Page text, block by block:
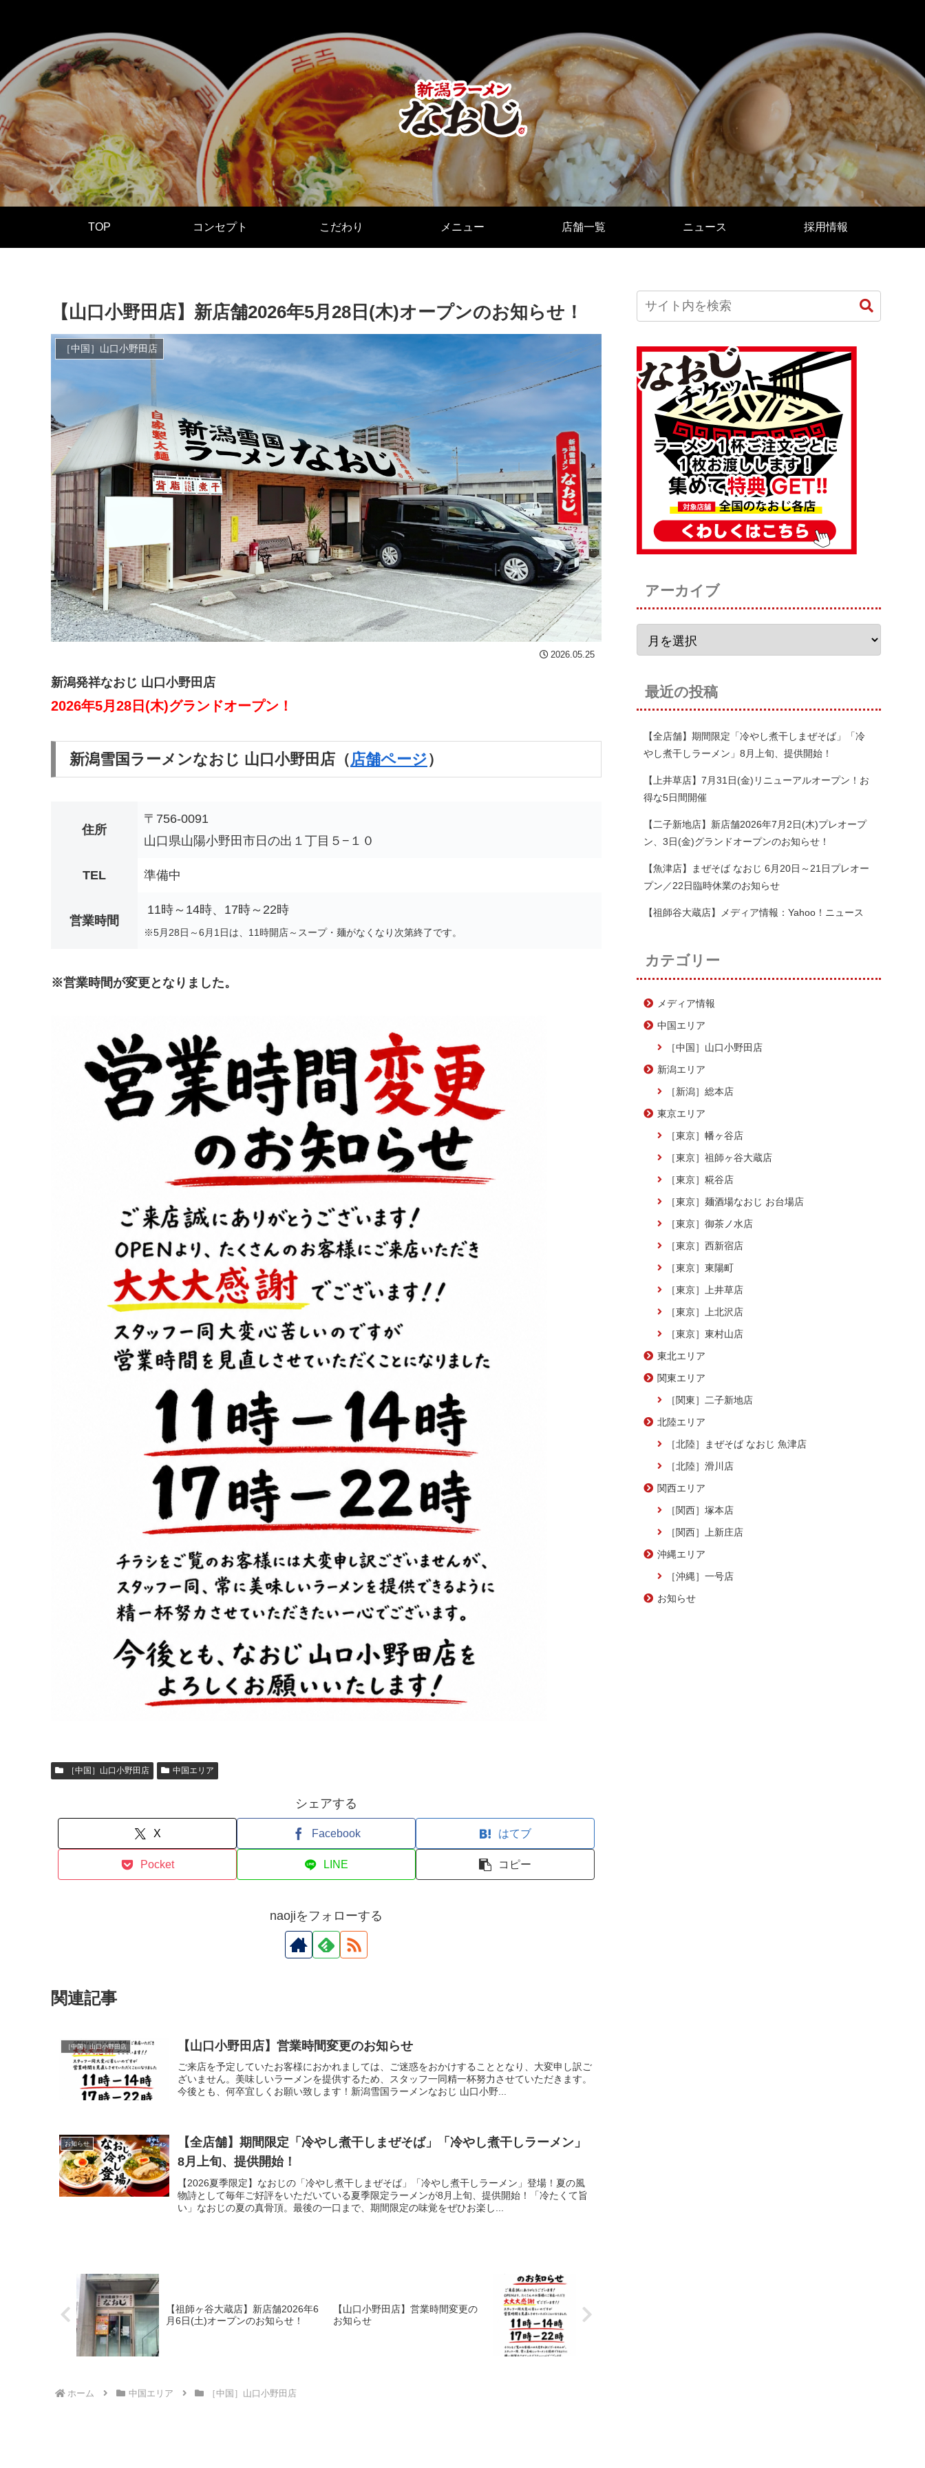
TOP コンセプト こだわり メニュー 店舗一覧 ニュース 採用情報
【山口小野田店】新店舗2026年5月28日(木)オープンのお知らせ！
［中国］山口小野田店
2026.05.25
新潟発祥なおじ 山口小野田店
2026年5月28日(木)グランドオープン！
新潟雪国ラーメンなおじ 山口小野田店 （店舗ページ）
住所
〒756-0091
山口県山陽小野田市日の出１丁目５−１０
TEL 準備中
営業時間
11時～14時、17時～22時
※5月28日～6月1日は、11時開店～スープ・麺がなくなり次第終了です。
※営業時間が変更となりました。
［中国］山口小野田店 中国エリア
シェアする
X Facebook はてブ
Pocket LINE コピー
naojiをフォローする
関連記事
［中国］山口小野田店 【山口小野田店】営業時間変更のお知らせ
ご来店を予定していたお客様におかれましては、ご迷惑をおかけすることとなり、大変申し訳ご
ざいません。美味しいラーメンを提供するため、スタッフ一同精一杯努力させていただきます。
今後とも、何卒宜しくお願い致します！新潟雪国ラーメンなおじ 山口小野...
お知らせ
【全店舗】期間限定「冷やし煮干しまぜそば」「冷やし煮干しラーメン」
8月上旬、提供開始！
【2026夏季限定】なおじの「冷やし煮干しまぜそば」「冷やし煮干しラーメン」登場！夏の風
物詩として毎年ご好評をいただいている夏季限定ラーメンが8月上旬、提供開始！「冷たくて旨
い」なおじの夏の真骨頂。最後の一口まで、期間限定の味覚をぜひお楽し...
【祖師ヶ谷大蔵店】新店舗2026年6
月6日(土)オープンのお知らせ！
【山口小野田店】営業時間変更の
お知らせ
ホーム 中国エリア ［中国］山口小野田店
アーカイブ
最近の投稿
【全店舗】期間限定「冷やし煮干しまぜそば」「冷
やし煮干しラーメン」8月上旬、提供開始！
【上井草店】7月31日(金)リニューアルオープン！お
得な5日間開催
【二子新地店】新店舗2026年7月2日(木)プレオープ
ン、3日(金)グランドオープンのお知らせ！
【魚津店】まぜそば なおじ 6月20日～21日プレオー
プン／22日臨時休業のお知らせ
【祖師谷大蔵店】メディア情報：Yahoo！ニュース
カテゴリー
メディア情報
中国エリア
［中国］山口小野田店
新潟エリア
［新潟］総本店
東京エリア
［東京］幡ヶ谷店
［東京］祖師ヶ谷大蔵店
［東京］糀谷店
［東京］麺酒場なおじ お台場店
［東京］御茶ノ水店
［東京］西新宿店
［東京］東陽町
［東京］上井草店
［東京］上北沢店
［東京］東村山店
東北エリア
関東エリア
［関東］二子新地店
北陸エリア
［北陸］まぜそば なおじ 魚津店
［北陸］滑川店
関西エリア
［関西］塚本店
［関西］上新庄店
沖縄エリア
［沖縄］一号店
お知らせ